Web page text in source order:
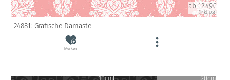
ab 12.49€
(inkl. USt)
24881: Grafische Damaste
Merken